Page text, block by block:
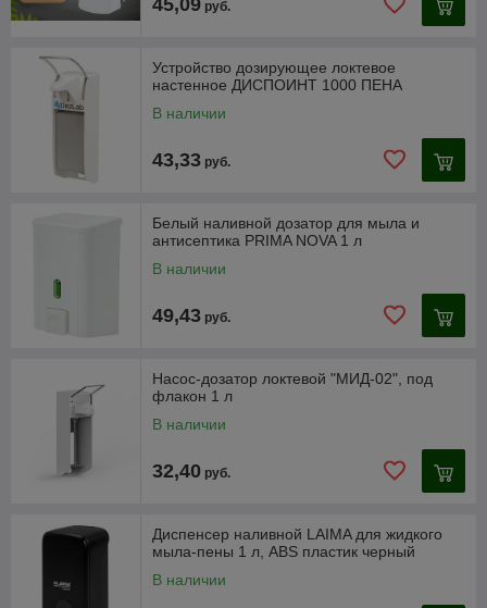
руб.
Устройство дозирующее локтевое
настенное ДИСПОИНТ 1000 ПЕНА
В наличии
43,33 руб.
Белый наливной дозатор для мыла и
антисептика PRIMA NOVA 1 л
В наличии
49,43 руб.
Насос-дозатор локтевой "МИД-02", под
флакон 1 л
В наличии
32,40 руб.
Диспенсер наливной LAIMA для жидкого
мыла-пены 1 л, ABS пластик черный
В наличии